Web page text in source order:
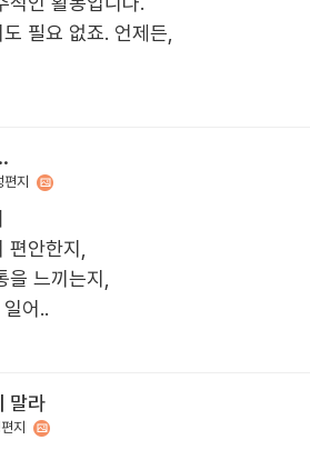
필요 없죠. 언제든,
안한지,
느끼는지,
어..
말라